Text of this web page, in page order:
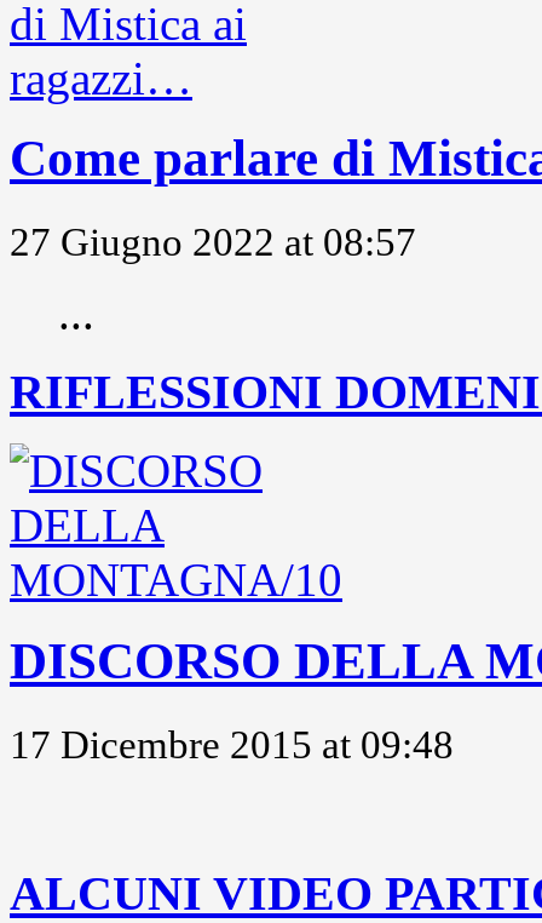
Come parlare di
27 Giugno 2022 at 08:57
...
RIFLESSIONI
DISCORSO DELLA
17 Dicembre 2015 at 09:48
ALCUNI VIDEO